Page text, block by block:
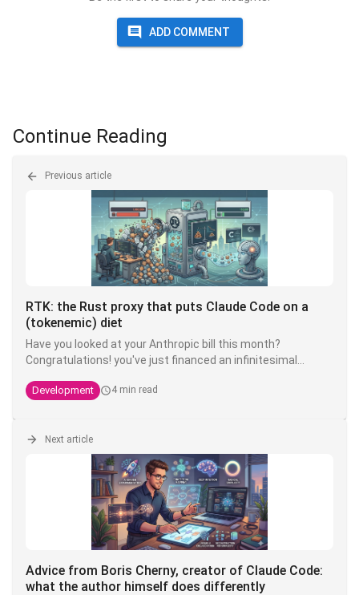
ADD COMMENT
Continue Reading
Previous article
RTK: the Rust proxy that puts Claude Code on a
(tokenemic) diet
Have you looked at your Anthropic bill this month?
Congratulations! you've just financed an infinitesimal
an open source tool that can divide your token
Development 4 min read
Next article
Advice from Boris Cherny, creator of Claude Code:
what the author himself does differently